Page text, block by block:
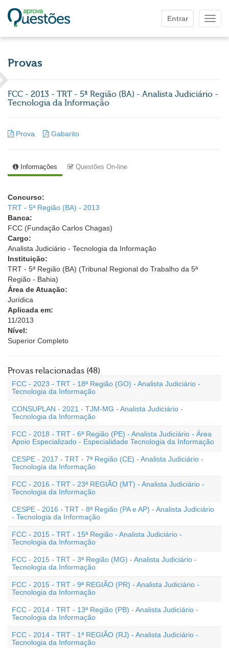
Entrar
Provas
FCC - 2013 - TRT - 5ª Região (BA) - Analista Judiciário -
Tecnologia da Informação
Prova Gabarito
Informações Questões On-line
Concurso:
TRT - 5ª Região (BA) - 2013
Banca:
FCC (Fundação Carlos Chagas)
Cargo:
Analista Judiciário - Tecnologia da Informação
Instituição:
TRT - 5ª Região (BA) (Tribunal Regional do Trabalho da 5ª
Região - Bahia)
Área de Atuação:
Jurídica
Aplicada em:
11/2013
Nível:
Superior Completo
Provas relacionadas (48)
FCC - 2023 - TRT - 18ª Região (GO) - Analista Judiciário -
Tecnologia da Informação
CONSUPLAN - 2021 - TJM-MG - Analista Judiciário -
Tecnologia da Informação
FCC - 2018 - TRT - 6ª Região (PE) - Analista Judiciário - Área
Apoio Especializado - Especialidade Tecnologia da Informação
CESPE - 2017 - TRT - 7ª Região (CE) - Analista Judiciário -
Tecnologia da Informação
FCC - 2016 - TRT - 23ª REGIÃO (MT) - Analista Judiciário -
Tecnologia da Informação
CESPE - 2016 - TRT - 8ª Região (PA e AP) - Analista Judiciário
- Tecnologia da Informação
FCC - 2015 - TRT - 15ª Região - Analista Judiciário -
Tecnologia da Informação
FCC - 2015 - TRT - 3ª Região (MG) - Analista Judiciário -
Tecnologia da Informação
FCC - 2015 - TRT - 9ª REGIÃO (PR) - Analista Judiciário -
Tecnologia da Informação
FCC - 2014 - TRT - 13ª Região (PB) - Analista Judiciário -
Tecnologia da Informação
FCC - 2014 - TRT - 1ª REGIÃO (RJ) - Analista Judiciário -
Tecnologia da Informação